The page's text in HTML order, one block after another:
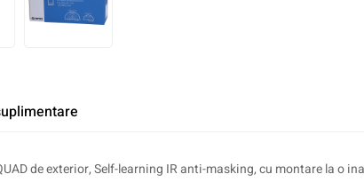
de exterior, Self-learning IR anti-masking, cu montare la o